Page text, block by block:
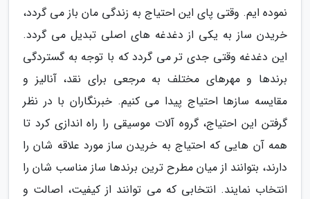
نموده ایم. وقتی پای این احتیاج به زندگی مان باز می گردد،
خریدن ساز به یکی از دغدغه های اصلی تبدیل می گردد.
این دغدغه وقتی جدی تر می گردد که با توجه به گستردگی
برندها و مهرهای مختلف به مرجعی برای نقد، آنالیز و
مقایسه سازها احتیاج پیدا می کنیم. خبرنگاران با در نظر
گرفتن این احتیاج، گروه آلات موسیقی را راه اندازی کرد تا
همه آن هایی که احتیاج به خریدن ساز مورد علاقه شان را
دارند، بتوانند از میان مطرح ترین برندها ساز مناسب شان را
انتخاب نمایند. انتخابی که می توانند از کیفیت، اصالت و